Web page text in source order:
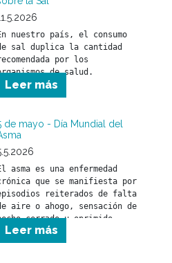
quienes forman parte de
equipos de salud,
por la tarea
que desarrollan cada
nuestro país, el consumo
sal duplica la cantidad
por los
de salud.
Leer más
de mayo - Día Mundial del
asma es una enfermedad
que se manifiesta por
reiterados de falta
aire o ahogo, sensación de
cerrado u oprimido,
silbidos en el pecho
o presencia de
Leer más